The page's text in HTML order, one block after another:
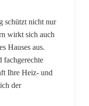
schützt nicht nur
wirkt sich auch
Hauses aus.
fachgerechte
Ihre Heiz- und
der